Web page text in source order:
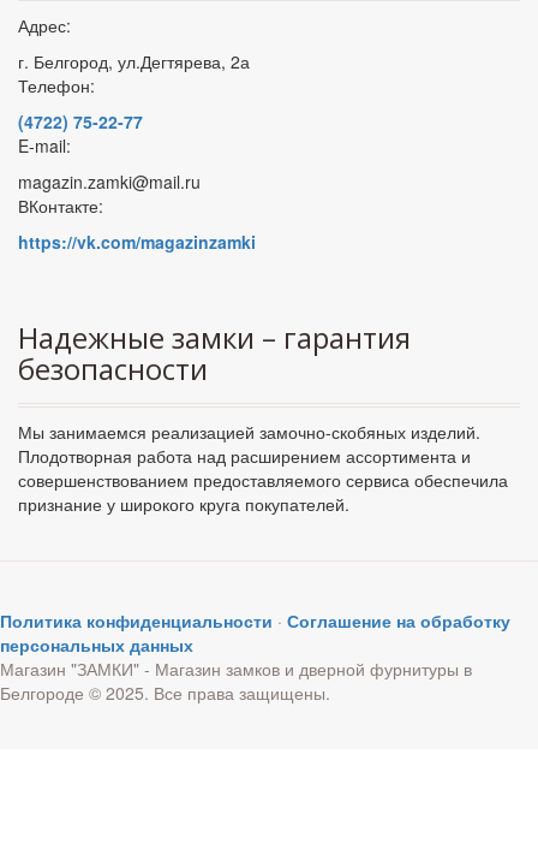
Адрес:
г. Белгород, ул.Дегтярева, 2а
Телефон:
(4722) 75-22-77
E-mail:
magazin.zamki@mail.ru
ВКонтакте:
https://vk.com/magazinzamki
Надежные замки – гарантия
безопасности
Мы занимаемся реализацией замочно-скобяных изделий.
Плодотворная работа над расширением ассортимента и
совершенствованием предоставляемого сервиса обеспечила
признание у широкого круга покупателей.
Политика конфиденциальности · Соглашение на обработку
персональных данных
Магазин "ЗАМКИ" - Магазин замков и дверной фурнитуры в
Белгороде © 2025. Все права защищены.